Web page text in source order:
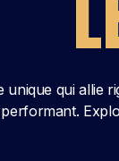
qui allie
performant.